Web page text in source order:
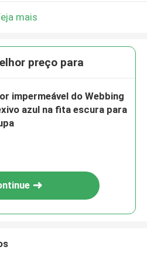
mais
preço para
impermeável do Webbing
azul na fita escura para